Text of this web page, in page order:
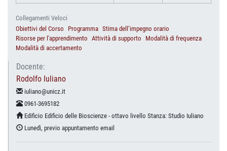
Collegamenti Veloci
Obiettivi del Corso
Programma Stima dell’impegno orario
Risorse per l'apprendimento Attività di supporto
Modalità di frequenza
Modalità di accertamento
Docente:
Rodolfo Iuliano
iuliano@unicz.it
0961-3695182
Edificio Edificio delle Bioscienze - ottavo livello Stanza: Studio Iuliano
Lunedì, previo appuntamento email